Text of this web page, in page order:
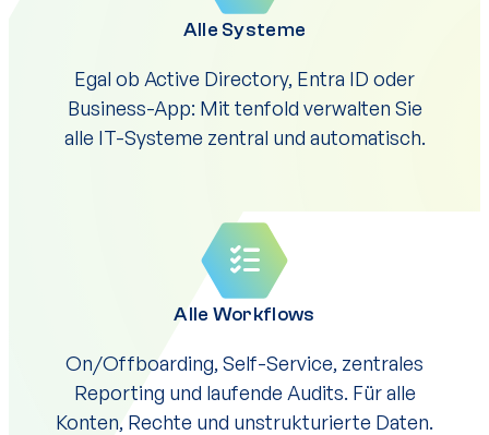
Alle Systeme
Egal ob Active Directory, Entra ID oder
Business-App: Mit tenfold verwalten Sie
alle IT-Systeme zentral und automatisch.
Alle Workflows
On/Offboarding, Self-Service, zentrales
Reporting und laufende Audits. Für alle
Konten, Rechte und unstrukturierte Daten.